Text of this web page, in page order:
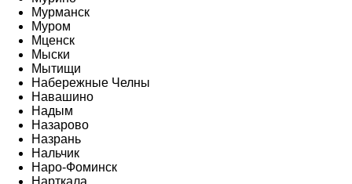
Мурманск
Муром
Мценск
Мыски
Мытищи
Набережные Челны
Навашино
Надым
Назарово
Назрань
Нальчик
Наро-Фоминск
Нарткала